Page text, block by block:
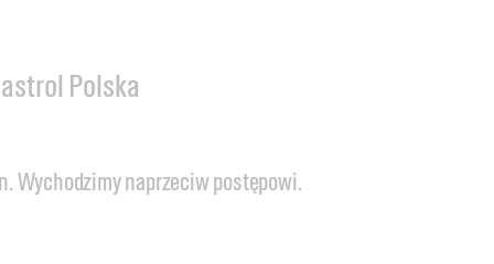
Polska
Wychodzimy naprzeciw postępowi.